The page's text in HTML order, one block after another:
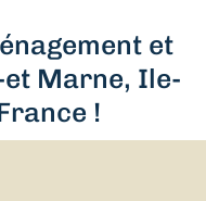
et
Marne, Ile-
!